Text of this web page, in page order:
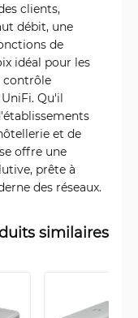
clients,
débit, une
de
idéal pour les
contrôle
Qu'il
et de
offre une
prête à
des réseaux.
similaires